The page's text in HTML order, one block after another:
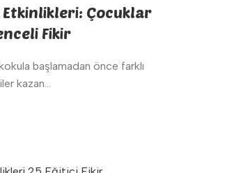
Etkinlikleri: Çocuklar
Fikir
başlamadan önce farklı
kazan...